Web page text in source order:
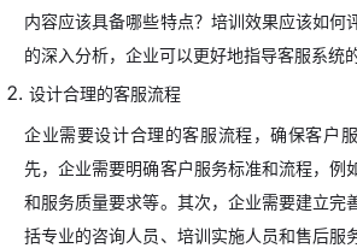
内容应该具备哪些特点？培训效果应该如何
的深入分析，企业可以更好地指导客服系统
设计合理的客服流程
企业需要设计合理的客服流程，确保客户
先，企业需要明确客户服务标准和流程，例
和服务质量要求等。其次，企业需要建立完
括专业的咨询人员、培训实施人员和售后服